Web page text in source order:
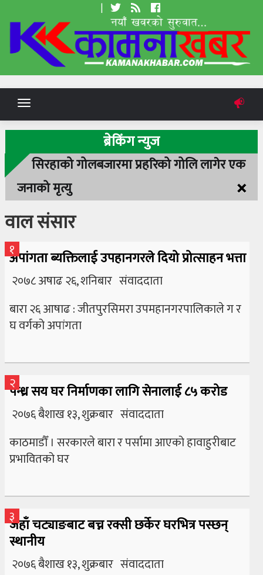
|
Toggle
navigation
ब्रेकिंग न्युज
सिरहाको गोलबजारमा प्रहरिको गोलि लागेर एक
जनाको मृत्यु
×
वाल संसार
१
अपांगता ब्यक्तिलाई उपहानगरले दियो प्रोत्साहन भत्ता
२०७८ अषाढ २६, शनिबार संवाददाता
बारा २६ आषाढ : जीतपुरसिमरा उपमहानगरपालिकाले ग र
घ वर्गको अपांगता
२
पन्ध्र सय घर निर्माणका लागि सेनालाई ८५ करोड
२०७६ बैशाख १३, शुक्रबार संवाददाता
काठमाडौँ । सरकारले बारा र पर्सामा आएको हावाहुरीबाट
प्रभावितको घर
३
जहाँ चट्याङबाट बच्न रक्सी छर्केर घरभित्र पस्छन्
स्थानीय
२०७६ बैशाख १३, शुक्रबार संवाददाता